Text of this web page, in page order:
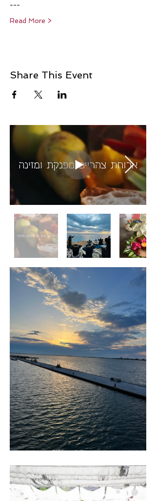
---
Read More >
Share This Event